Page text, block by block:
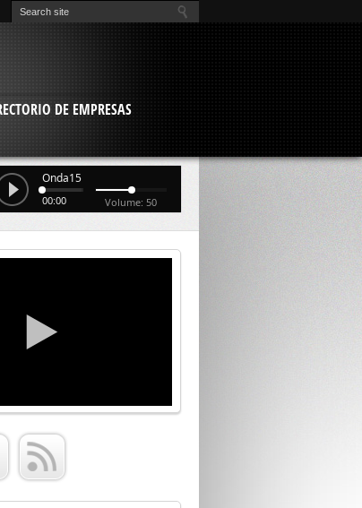
DE EMPRESAS
Onda15
00:00 Volume: 50